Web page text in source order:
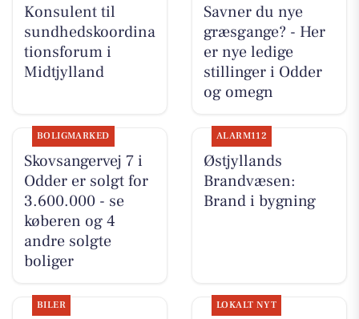
Konsulent til
sundhedskoordina
tionsforum i
Midtjylland
Savner du nye
græsgange? - Her
er nye ledige
stillinger i Odder
og omegn
BOLIGMARKED
Skovsangervej 7 i
Odder er solgt for
3.600.000 - se
køberen og 4
andre solgte
boliger
ALARM112
Østjyllands
Brandvæsen:
Brand i bygning
BILER LOKALT NYT